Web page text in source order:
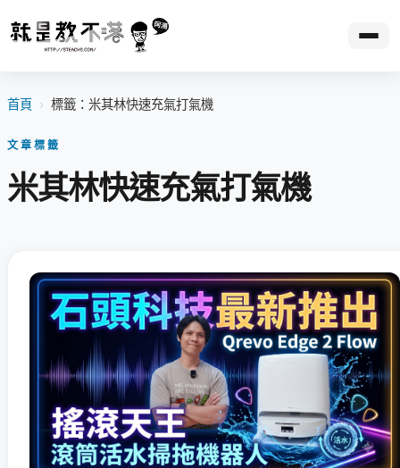
首頁 › 標籤：米其林快速充氣打氣機
文章標籤
米其林快速充氣打氣機